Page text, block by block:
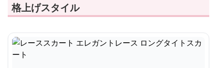
格上げスタイル